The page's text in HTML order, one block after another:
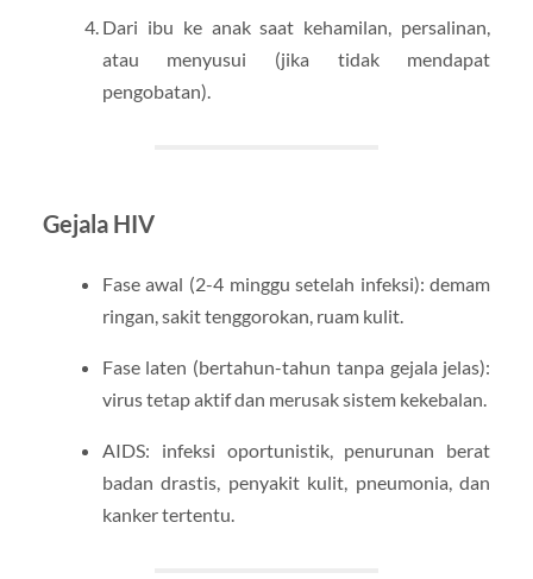
Dari ibu ke anak saat kehamilan, persalinan,
atau menyusui (jika tidak mendapat
pengobatan).
Gejala HIV
Fase awal (2-4 minggu setelah infeksi): demam
ringan, sakit tenggorokan, ruam kulit.
Fase laten (bertahun-tahun tanpa gejala jelas):
virus tetap aktif dan merusak sistem kekebalan.
AIDS: infeksi oportunistik, penurunan berat
badan drastis, penyakit kulit, pneumonia, dan
kanker tertentu.